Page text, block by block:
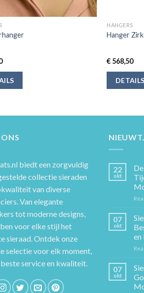
HANGERS
Hanger
€ 568,50
DETAILS
biedt een zorgvuldig
collectie sieraden
van diverse
Van elegante
tot moderne designs,
voor elke stijl het
sieraad. Ontdek onze
selectie voor elk moment,
service en kwaliteit.
22
okt
07
okt
en
07
okt